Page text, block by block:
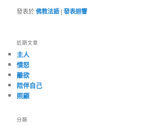
發表於佛教法語 |發表迴響
近期文章
主人
憤怒
離欲
陪伴自己
照顧
分類